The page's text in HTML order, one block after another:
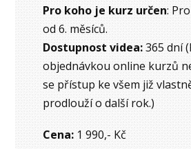
Pro koho je kurz určen:
od 6. měsíců.
Dostupnost videa:365 dní
objednávkou online kurzů
se přístup ke všem již
prodlouží o další rok.)
Cena: 1 990,- Kč